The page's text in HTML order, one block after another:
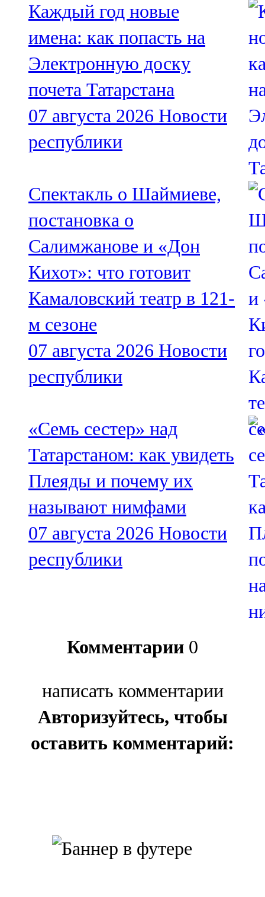
Каждый год новые
имена: как попасть на
Электронную доску
почета Татарстана
07 августа 2026 Новости
республики
Спектакль о Шаймиеве,
постановка о
Салимжанове и «Дон
Кихот»: что готовит
Камаловский театр в 121-
м сезоне
07 августа 2026 Новости
республики
«Семь сестер» над
Татарстаном: как увидеть
Плеяды и почему их
называют нимфами
07 августа 2026 Новости
республики
Комментарии 0
написать комментарии
Авторизуйтесь, чтобы
оставить комментарий: